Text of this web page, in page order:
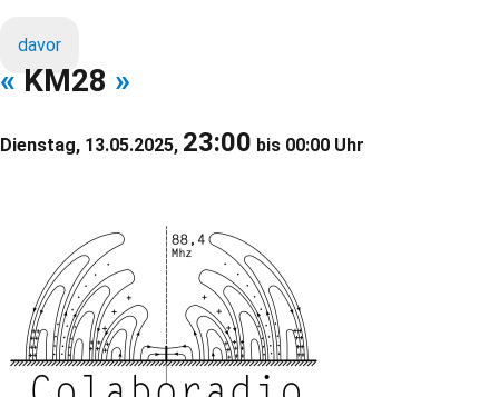
davor
« KM28 »
Dienstag, 13.05.2025, 23:00 bis 00:00 Uhr